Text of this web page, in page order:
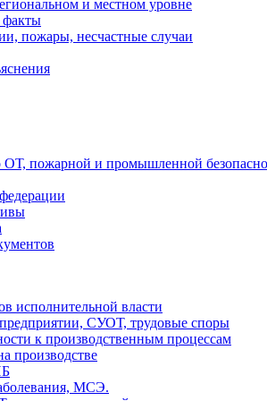
и местном уровне
факты
пожары, несчастные случаи
ОТ, пожарной и промышленной
исполнительной власти
СУОТ, трудовые споры
к производственным процессам
производстве
МСЭ.